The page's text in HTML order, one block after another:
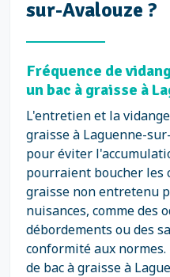
sur-Avalouze ?
Fréquence de
un bac à graisse à
L'entretien et la
graisse à Laguenne-
pour éviter
pourraient boucher les
graisse non entretenu
nuisances, comme des
débordements ou des
conformité aux
de bac à graisse à